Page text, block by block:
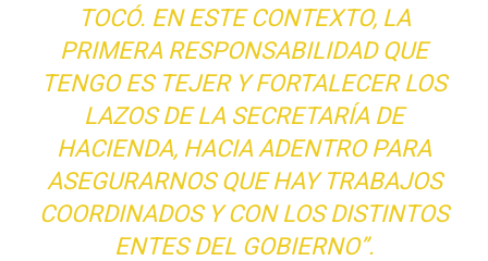
TOCÓ. EN ESTE CONTEXTO, LA
PRIMERA RESPONSABILIDAD QUE
TENGO ES TEJER Y FORTALECER LOS
LAZOS DE LA SECRETARÍA DE
HACIENDA, HACIA ADENTRO PARA
ASEGURARNOS QUE HAY TRABAJOS
COORDINADOS Y CON LOS DISTINTOS
ENTES DEL GOBIERNO”.